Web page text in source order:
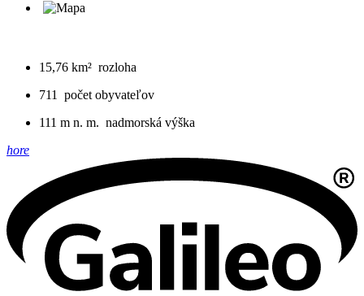
15,76 km² rozloha
711
počet obyvateľov
111 m n. m. nadmorská výška
hore